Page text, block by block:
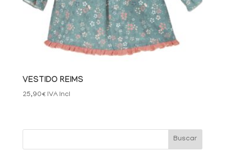
VESTIDO REIMS
25,90€ IVA Incl